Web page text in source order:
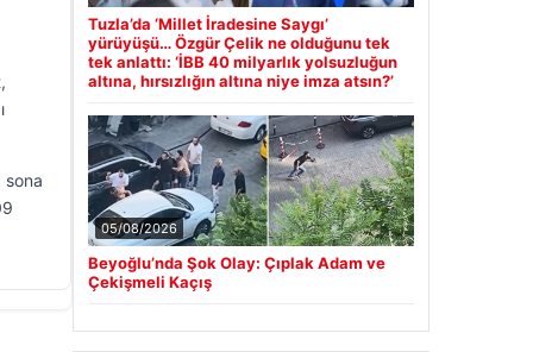
sona
Tuzla’da ‘Millet İradesine Saygı’
yürüyüşü… Özgür Çelik ne olduğunu tek
tek anlattı: ‘İBB 40 milyarlık yolsuzluğun
altına, hırsızlığın altına niye imza atsın?’
05/08/2026
Beyoğlu’nda Şok Olay: Çıplak Adam ve
Çekişmeli Kaçış